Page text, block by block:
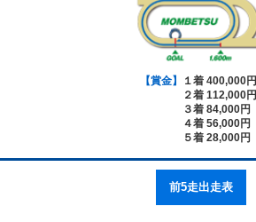
【賞金】
１着 400,000円
２着 112,000円
３着 84,000円
４着 56,000円
５着 28,000円
前5走出走表